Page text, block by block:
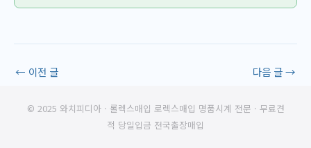
← 이전 글 다음 글→
© 2025 와치피디아 · 롤렉스매입 로렉스매입 명품시계 전문 · 무료견
적 당일입금 전국출장매입